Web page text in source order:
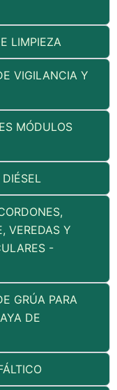
LIMPIEZA
VIGILANCIA Y
MÓDULOS
VEREDAS Y
-
GRÚA PARA
DE